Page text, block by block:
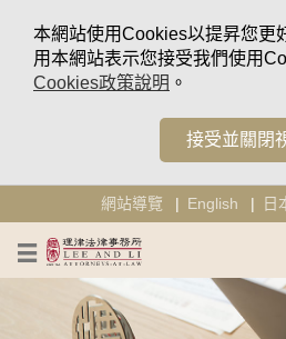
本網站使用Cookies以提昇您更
用本網站表示您接受我們使用
Cookies政策說明 。
接受並關閉
網站導覽 English 日